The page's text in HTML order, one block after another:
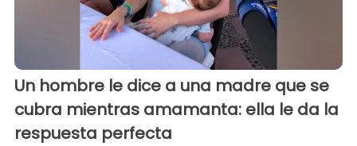
Un hombre le dice a una madre que se
cubra mientras amamanta: ella le da la
respuesta perfecta